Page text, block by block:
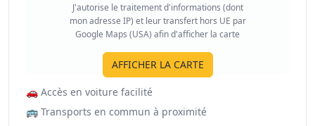
J'autorise le traitement d'informations (dont
mon adresse IP) et leur transfert hors UE par
Google Maps (USA) afin d'afficher la carte
AFFICHER LA CARTE
🚗 Accès en voiture facilité
🚌 Transports en commun à proximité